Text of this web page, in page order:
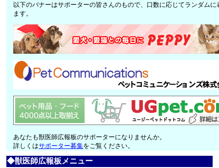
以下のバナーはサポーターの皆さんのもので、口数に応じてランダムに
ます。
あなたも獣医師広報板のサポーターになりませんか。
詳しくはサポーター募集をご覧ください。
◆獣医師広報板メニュー